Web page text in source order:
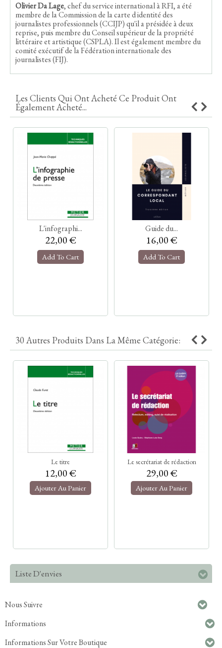
Olivier Da Lage, chef du service international à RFI, a été
membre de la Commission de la carte d identité des
journalistes professionnels (CCIJP) qu'il a présidée à deux
reprise, puis membre du Conseil supérieur de la propriété
littéraire et artistique (CSPLA). Il est également membre du
comité exécutif de la Fédération internationale des
journalistes (FIJ).
Les Clients Qui Ont Acheté Ce Produit Ont
Également Acheté...
L'infographi...
22,00 €
Add To Cart
Guide du...
16,00 €
Add To Cart
30 Autres Produits Dans La Même Catégorie:
Le titre
12,00 €
Ajouter Au Panier
Le secrétariat de rédaction
29,00 €
Ajouter Au Panier
Liste D'envies
Nous Suivre
Informations
Informations Sur Votre Boutique